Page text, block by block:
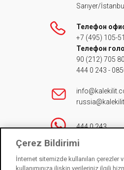
Sarıyer/İstanbul
Телефон
+7 (495) 105-
Телефон
90 (212) 705
444 0 243 -
444 0 243
Контакты
Çerez Bildirimi
İnternet sitemizde kullanılan çerezler
kullanımınıza ilişkin verileriniz ilgili